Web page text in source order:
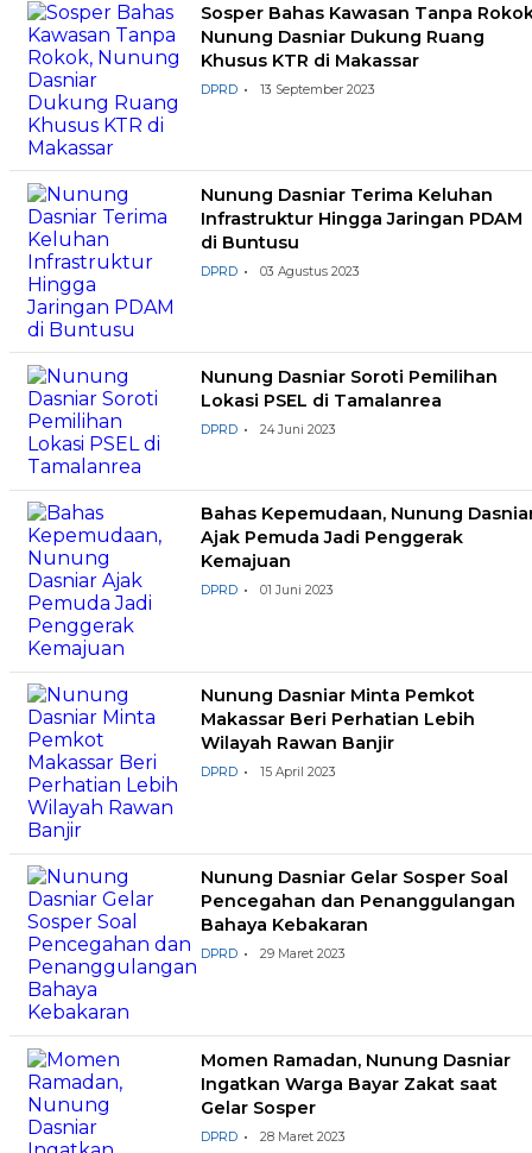
Sosper Bahas Kawasan Tanpa
Nunung Dasniar Dukung Ruang
Khusus KTR di Makassar
DPRD 13 September 2023
Nunung Dasniar Terima Keluhan
Infrastruktur Hingga Jaringan PDAM
di Buntusu
DPRD 03 Agustus 2023
Nunung Dasniar Soroti Pemilihan
Lokasi PSEL di Tamalanrea
DPRD 24 Juni 2023
Bahas Kepemudaan, Nunung
Ajak Pemuda Jadi Penggerak
Kemajuan
DPRD 01 Juni 2023
Nunung Dasniar Minta Pemkot
Makassar Beri Perhatian Lebih
Wilayah Rawan Banjir
DPRD 15 April 2023
Nunung Dasniar Gelar Sosper Soal
Pencegahan dan Penanggulangan
Bahaya Kebakaran
DPRD 29 Maret 2023
Momen Ramadan, Nunung Dasniar
Ingatkan Warga Bayar Zakat saat
Gelar Sosper
DPRD 28 Maret 2023